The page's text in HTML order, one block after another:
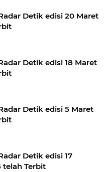
Detik edisi 20 Maret
Detik edisi 18 Maret
Detik edisi 5 Maret
Detik edisi 17
telah Terbit